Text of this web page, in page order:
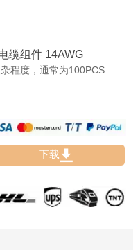
缆组件 14AWG
程度，通常为100PCS
下载